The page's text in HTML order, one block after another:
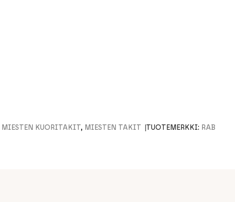
MIESTEN KUORITAKIT, MIESTEN TAKIT TUOTEMERKKI: RAB